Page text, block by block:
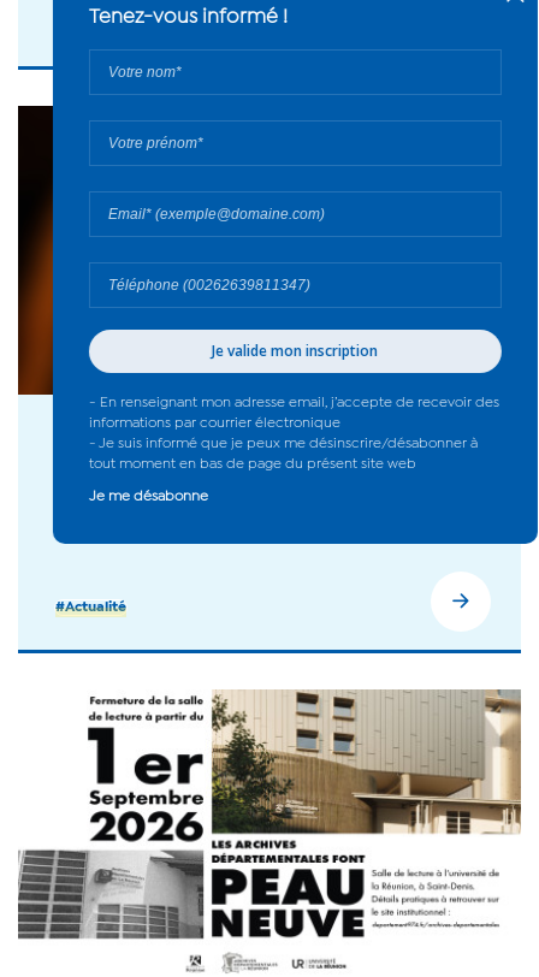
#Musée du sel
17 juil. 2026
saison 3 : le palmarès est connu - 2026
#Actualité